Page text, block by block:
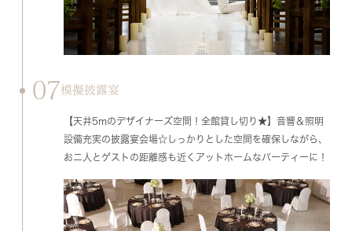
07模擬披露宴
【天井5mのデザイナーズ空間！全館貸し切り★】音響＆照明
設備充実の披露宴会場☆しっかりとした空間を確保しながら、
お二人とゲストの距離感も近くアットホームなパーティーに！